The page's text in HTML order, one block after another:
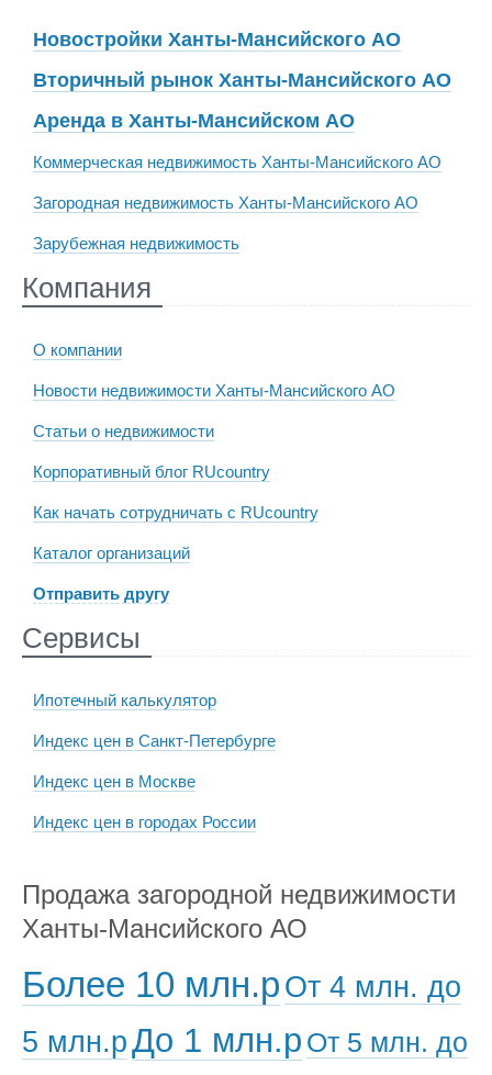
Новостройки Ханты-Мансийского АО
Вторичный рынок Ханты-Мансийского АО
Аренда в Ханты-Мансийском АО
Коммерческая недвижимость Ханты-Мансийского АО
Загородная недвижимость Ханты-Мансийского АО
Зарубежная недвижимость
Компания
О компании
Новости недвижимости Ханты-Мансийского АО
Статьи о недвижимости
Корпоративный блог RUcountry
Как начать сотрудничать с RUcountry
Каталог организаций
Отправить другу
Сервисы
Ипотечный калькулятор
Индекс цен в Санкт-Петербурге
Индекс цен в Москве
Индекс цен в городах России
Продажа загородной недвижимости
Ханты-Мансийского АО
Более 10 млн.р От 4 млн. до
5 млн.рДо 1 млн.р От 5 млн. до